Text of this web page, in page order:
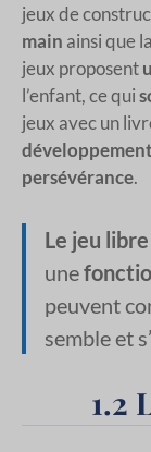
jeux de
main ainsi que
jeux proposent
l’enfant, ce qui
jeux avec un
persévérance.
Le jeu libre
une
peuvent
semble et
1.2